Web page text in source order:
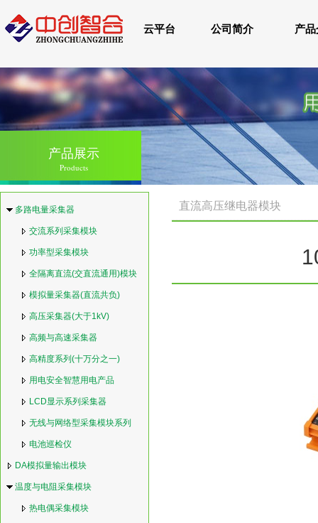
云平台 公司简介 产
产品展示
Products
多路电量采集器
交流系列采集模块
功率型采集模块
全隔离直流(交直流通用)模块
模拟量采集器(直流共负)
高压采集器(大于1kV)
高频与高速采集器
高精度系列(十万分之一)
用电安全智慧用电产品
LCD显示系列采集器
无线与网络型采集模块系列
电池巡检仪
DA模拟量输出模块
温度与电阻采集模块
热电偶采集模块
直流高压继电器模块